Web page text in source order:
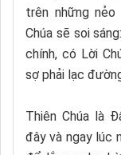
trên những
Chúa sẽ soi
chính, có Lời
sợ phải lạc
Thiên Chúa là
đây và ngay lúc